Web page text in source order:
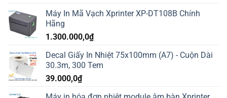
Máy In Mã Vạch Xprinter XP-DT108B Chính
Hãng
1.300.000,0₫
Decal Giấy In Nhiệt 75x100mm (A7) - Cuộn Dài
30.3m, 300 Tem
39.000,0₫